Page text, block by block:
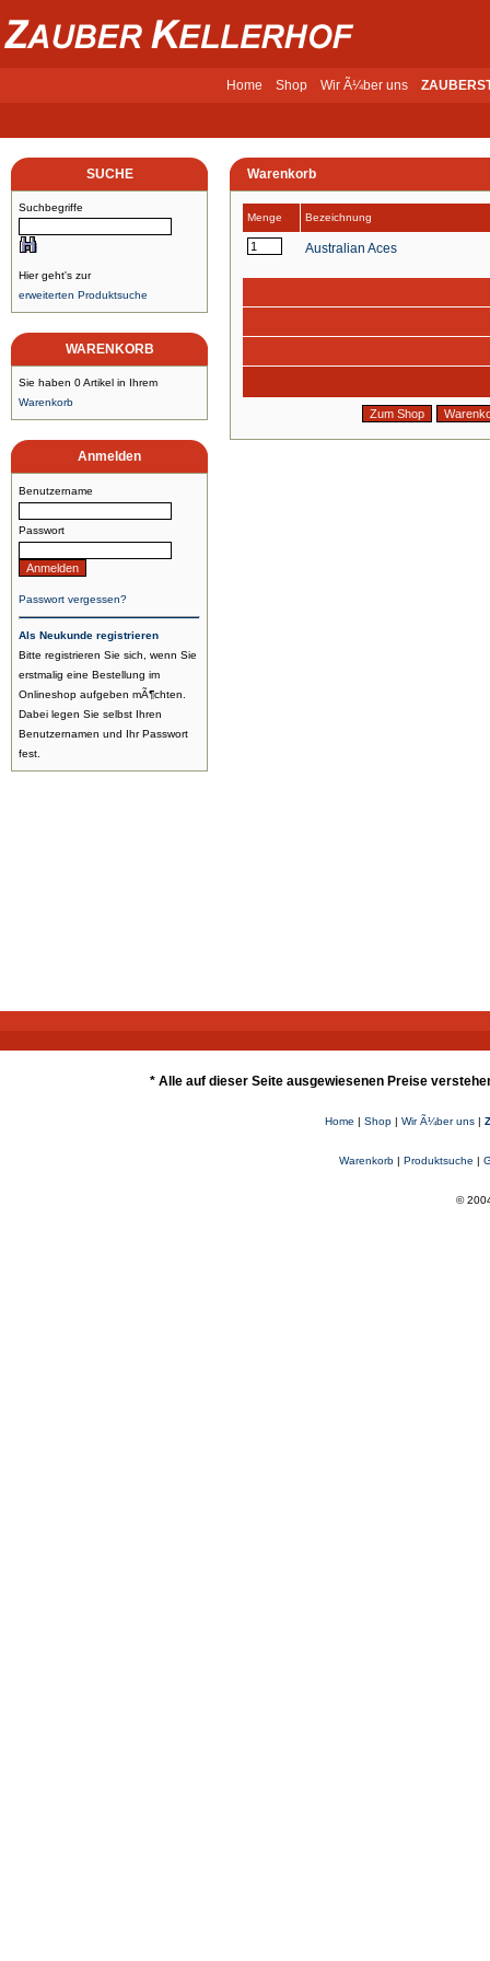
Home Shop Wir Ã¼ber uns
SUCHE
Suchbegriffe
Hier geht's zur
erweiterten Produktsuche
WARENKORB
Sie haben 0 Artikel in Ihrem
Warenkorb
Anmelden
Benutzername
Passwort
Passwort vergessen?
Als Neukunde registrieren
Bitte registrieren Sie sich, wenn Sie
erstmalig eine Bestellung im
Onlineshop aufgeben mÃ¶chten.
Dabei legen Sie selbst Ihren
Benutzernamen und Ihr Passwort
fest.
Warenkorb
Menge Bezeichnung
Australian Aces
* Alle auf dieser Seite ausgewiesenen Preise
Home | Shop| Wir Ã¼ber uns|
Warenkorb| Produktsuche |
©